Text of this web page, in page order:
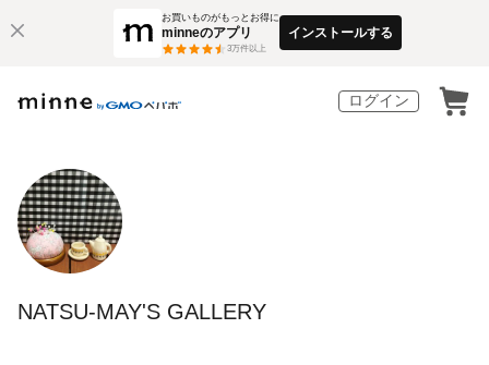
お買いものがもっとお得に
minneのアプリ
3万件以上
インストールする
ログイン
NATSU-MAY'S GALLERY